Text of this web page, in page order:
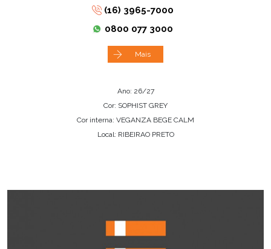
(16) 3965-7000
0800 077 3000
Mais
Ano: 26/27
Cor: SOPHIST GREY
Cor interna: VEGANZA BEGE CALM
Local: RIBEIRAO PRETO